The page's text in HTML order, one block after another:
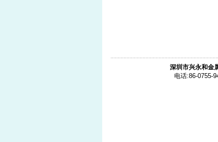
深圳市兴永和金
电话:86-0755-